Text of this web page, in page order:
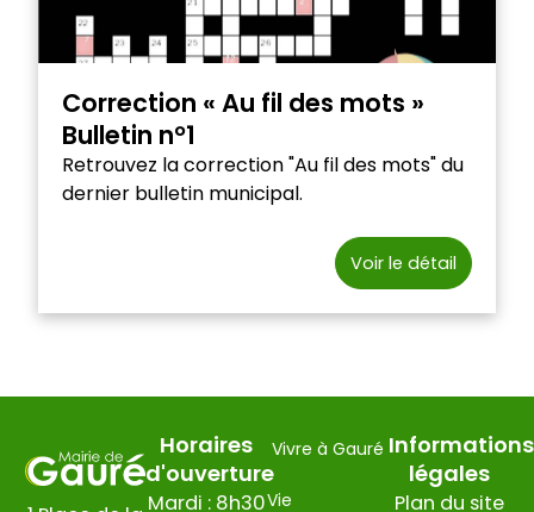
Correction « Au fil des mots »
Bulletin n°1
Retrouvez la correction "Au fil des mots" du
dernier bulletin municipal.
Voir le détail
Horaires
d'ouverture
Mardi : 8h30
Vivre à Gauré
Vie
Informations
légales
Plan du site